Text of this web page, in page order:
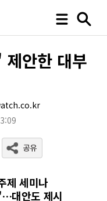
안한 대부
제 세미나
대안도 제시